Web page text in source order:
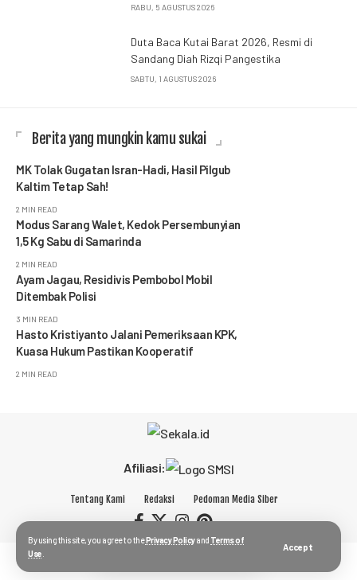
By using this site, you agree to thePrivacy Policyand Terms of
Use
Accept
RABU, 5 AGUSTUS 2026
Duta Baca Kutai Barat 2026, Resmi di
Sandang Diah Rizqi Pangestika
SABTU, 1 AGUSTUS 2026
Berita yang mungkin kamu sukai
MK Tolak Gugatan Isran-Hadi, Hasil Pilgub
Kaltim Tetap Sah!
2 MIN READ
Modus Sarang Walet, Kedok Persembunyian
1,5 Kg Sabu di Samarinda
2 MIN READ
Ayam Jagau, Residivis Pembobol Mobil
Ditembak Polisi
3 MIN READ
Hasto Kristiyanto Jalani Pemeriksaan KPK,
Kuasa Hukum Pastikan Kooperatif
2 MIN READ
Afiliasi:
Tentang Kami Redaksi Pedoman Media Siber